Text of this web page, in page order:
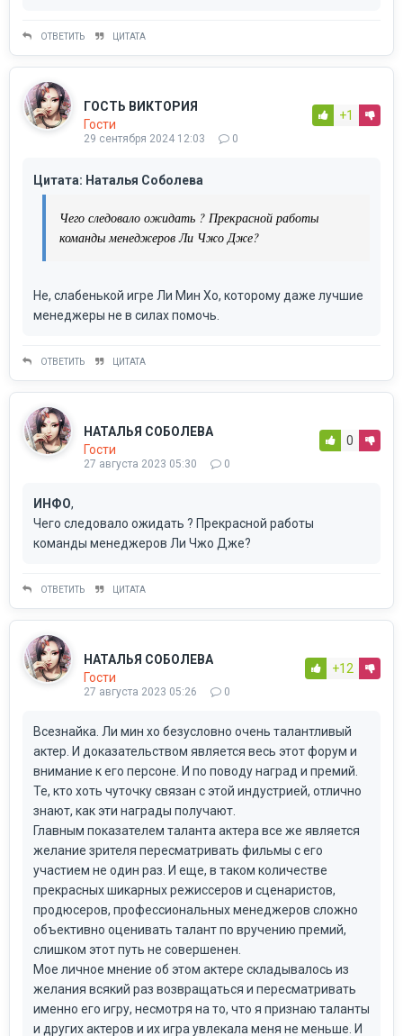
ОТВЕТИТЬ ЦИТАТА
ГОСТЬ ВИКТОРИЯ
Гости
29 сентября 2024 12:03 0
+1
Цитата: Наталья Соболева
Чего следовало ожидать ? Прекрасной работы
команды менеджеров Ли Чжо Дже?
Не, слабенькой игре Ли Мин Хо, которому даже лучшие
менеджеры не в силах помочь.
ОТВЕТИТЬ ЦИТАТА
НАТАЛЬЯ СОБОЛЕВА
Гости
27 августа 2023 05:30 0
0
ИНФО,
Чего следовало ожидать ? Прекрасной работы
команды менеджеров Ли Чжо Дже?
ОТВЕТИТЬ ЦИТАТА
НАТАЛЬЯ СОБОЛЕВА
Гости
27 августа 2023 05:26 0
+12
Всезнайка. Ли мин хо безусловно очень талантливый
актер. И доказательством является весь этот форум и
внимание к его персоне. И по поводу наград и премий.
Те, кто хоть чуточку связан с этой индустрией, отлично
знают, как эти награды получают.
Главным показателем таланта актера все же является
желание зрителя пересматривать фильмы с его
участием не один раз. И еще, в таком количестве
прекрасных шикарных режиссеров и сценаристов,
продюсеров, профессиональных менеджеров сложно
объективно оценивать талант по вручению премий,
слишком этот путь не совершенен.
Мое личное мнение об этом актере складывалось из
желания всякий раз возвращаться и пересматривать
именно его игру, несмотря на то, что я признаю таланты
и других актеров и их игра увлекала меня не меньше. И